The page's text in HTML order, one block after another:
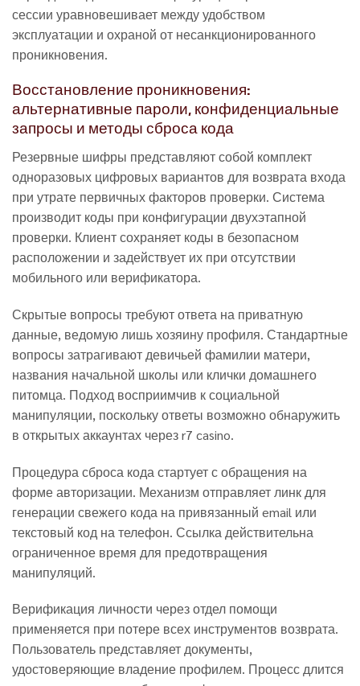
сессии уравновешивает между удобством
эксплуатации и охраной от несанкционированного
проникновения.
Восстановление проникновения:
альтернативные пароли, конфиденциальные
запросы и методы сброса кода
Резервные шифры представляют собой комплект
одноразовых цифровых вариантов для возврата входа
при утрате первичных факторов проверки. Система
производит коды при конфигурации двухэтапной
проверки. Клиент сохраняет коды в безопасном
расположении и задействует их при отсутствии
мобильного или верификатора.
Скрытые вопросы требуют ответа на приватную
данные, ведомую лишь хозяину профиля. Стандартные
вопросы затрагивают девичьей фамилии матери,
названия начальной школы или клички домашнего
питомца. Подход восприимчив к социальной
манипуляции, поскольку ответы возможно обнаружить
в открытых аккаунтах через r7 casino.
Процедура сброса кода стартует с обращения на
форме авторизации. Механизм отправляет линк для
генерации свежего кода на привязанный email или
текстовый код на телефон. Ссылка действительна
ограниченное время для предотвращения
манипуляций.
Верификация личности через отдел помощи
применяется при потере всех инструментов возврата.
Пользователь представляет документы,
удостоверяющие владение профилем. Процесс длится